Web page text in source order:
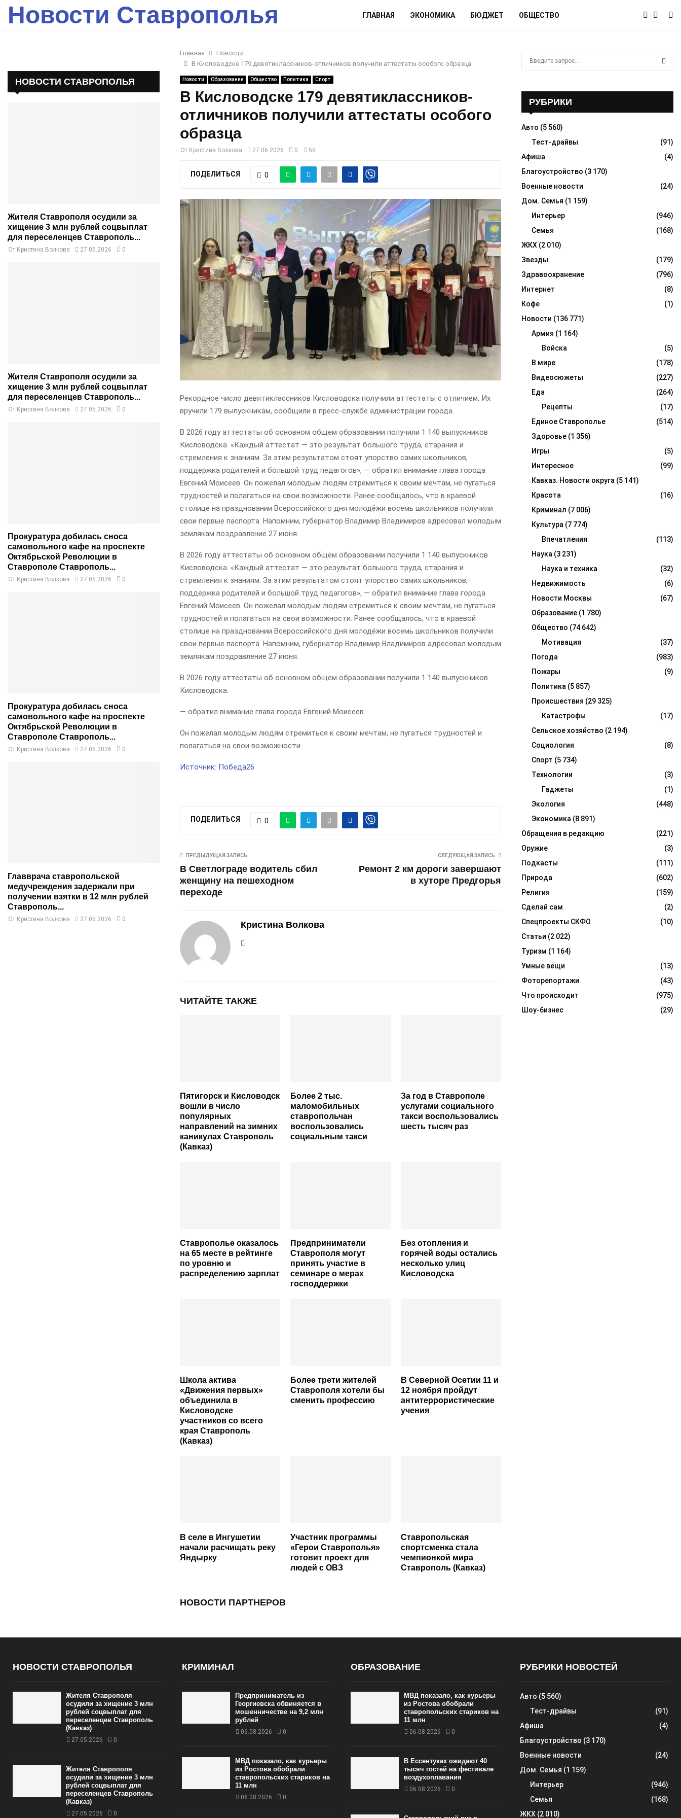
Новости Ставрополья ГЛАВНАЯ ЭКОНОМИКА БЮДЖЕТ ОБЩЕСТВО
Главная
Новости
В Кисловодске 179 девятиклассников-отличников получили аттестаты особого образца
Новости Образование Общество Политика Спорт
В Кисловодске 179 девятиклассников-
отличников получили аттестаты особого
образца
От Кристина Волкова 27.06.2026 0 55
ПОДЕЛИТЬСЯ 0
Рекордное число девятиклассников Кисловодска получили аттестаты с отличием. Их
вручили 179 выпускникам, сообщили в пресс-службе администрации города.
В 2026 году аттестаты об основном общем образовании получили 1 140 выпускников
Кисловодска. «Каждый аттестат — это результат большого труда, старания и
стремления к знаниям. За этим результатом стоят упорство самих школьников,
поддержка родителей и большой труд педагогов», — обратил внимание глава города
Евгений Моисеев. Он пожелал молодым людям стремиться к своим мечтам, не пугаться
трудностей и полагаться на свои возможности. Ранее сообщалось, что в краевой
столице на праздновании Всероссийского дня молодёжи восемь школьников получили
свои первые паспорта. Напомним, губернатор Владимир Владимиров адресовал молодым
землякам поздравление 27 июня.
В 2026 году аттестаты об основном общем образовании получили 1 140 выпускников
Кисловодска. «Каждый аттестат — это результат большого труда, старания и
стремления к знаниям. За этим результатом стоят упорство самих школьников,
поддержка родителей и большой труд педагогов», — обратил внимание глава города
Евгений Моисеев. Он пожелал молодым людям стремиться к своим мечтам, не пугаться
трудностей и полагаться на свои возможности. Ранее сообщалось, что в краевой
столице на праздновании Всероссийского дня молодёжи восемь школьников получили
свои первые паспорта. Напомним, губернатор Владимир Владимиров адресовал молодым
землякам поздравление 27 июня.
В 2026 году аттестаты об основном общем образовании получили 1 140 выпускников
Кисловодска.
— обратил внимание глава города Евгений Моисеев.
Он пожелал молодым людям стремиться к своим мечтам, не пугаться трудностей и
полагаться на свои возможности.
Источник: Победа26
ПОДЕЛИТЬСЯ 0
ПРЕДЫДУЩАЯ ЗАПИСЬ
В Светлограде водитель сбил
женщину на пешеходном
переходе
СЛЕДУЮЩАЯ ЗАПИСЬ
Ремонт 2 км дороги завершают
в хуторе Предгорья
Кристина Волкова
ЧИТАЙТЕ ТАКЖЕ
Пятигорск и Кисловодск
вошли в число
популярных
направлений на зимних
каникулах Ставрополь
(Кавказ)
Более 2 тыс.
маломобильных
ставропольчан
воспользовались
социальным такси
За год в Ставрополе
услугами социального
такси воспользовались
шесть тысяч раз
Ставрополье оказалось
на 65 месте в рейтинге
по уровню и
распределению зарплат
Предприниматели
Ставрополя могут
принять участие в
семинаре о мерах
господдержки
Без отопления и
горячей воды остались
несколько улиц
Кисловодска
Школа актива
«Движения первых»
объединила в
Кисловодске
участников со всего
края Ставрополь
(Кавказ)
Более трети жителей
Ставрополя хотели бы
сменить профессию
В Северной Осетии 11 и
12 ноября пройдут
антитеррористические
учения
В селе в Ингушетии
начали расчищать реку
Яндырку
Участник программы
«Герои Ставрополья»
готовит проект для
людей с ОВЗ
Ставропольская
спортсменка стала
чемпионкой мира
Ставрополь (Кавказ)
НОВОСТИ ПАРТНЕРОВ
НОВОСТИ СТАВРОПОЛЬЯ
Жителя Ставрополя осудили за
хищение 3 млн рублей соцвыплат
для переселенцев Ставрополь...
От Кристина Волкова 27.05.2026 0
Жителя Ставрополя осудили за
хищение 3 млн рублей соцвыплат
для переселенцев Ставрополь...
От Кристина Волкова 27.05.2026 0
Прокуратура добилась сноса
самовольного кафе на проспекте
Октябрьской Революции в
Ставрополе Ставрополь...
От Кристина Волкова 27.05.2026 0
Прокуратура добилась сноса
самовольного кафе на проспекте
Октябрьской Революции в
Ставрополе Ставрополь...
От Кристина Волкова 27.05.2026 0
Главврача ставропольской
медучреждения задержали при
получении взятки в 12 млн рублей
Ставрополь...
От Кристина Волкова 27.05.2026 0
o
R
C
H
РУБРИКИ
Авто (5 560)
Тест-драйвы
(91)
Афиша
(4)
Благоустройство (3 170)
Военные новости
(24)
Дом. Семья (1 159)
Интерьер
(946)
Семья
(168)
ЖКХ (2 010)
Звезды
(179)
Здравоохранение
(796)
Интернет
(8)
Кофе
(1)
Новости (136 771)
Армия (1 164)
Войска
(5)
В мире
(178)
Видеосюжеты
(227)
Еда
(264)
Рецепты
(17)
Единое Ставрополье
(514)
Здоровье (1 356)
Игры
(5)
Интересное
(99)
Кавказ. Новости округа (5 141)
Красота
(16)
Криминал (7 006)
Культура (7 774)
Впечатления
(113)
Наука (3 231)
Наука и техника
(32)
Недвижимость
(6)
Новости Москвы
(67)
Образование (1 780)
Общество (74 642)
Мотивация
(37)
Погода
(983)
Пожары
(9)
Политика (5 857)
Происшествия (29 325)
Катастрофы
(17)
Сельское хозяйство (2 194)
Социология
(8)
Спорт (5 734)
Технологии
(3)
Гаджеты
(1)
Экология
(448)
Экономика (8 891)
Обращения в редакцию
(221)
Оружие
(3)
Подкасты
(111)
Природа
(602)
Религия
(159)
Сделай сам
(2)
Спецпроекты СКФО
(10)
Статьи (2 022)
Туризм (1 164)
Умные вещи
(13)
Фоторепортажи
(43)
Что происходит
(975)
Шоу-бизнес
(29)
НОВОСТИ СТАВРОПОЛЬЯ
Жителя Ставрополя
осудили за хищение 3 млн
рублей соцвыплат для
переселенцев Ставрополь
(Кавказ)
27.05.2026 0
Жителя Ставрополя
осудили за хищение 3 млн
рублей соцвыплат для
переселенцев Ставрополь
(Кавказ)
27.05.2026 0
КРИМИНАЛ
Предприниматель из
Георгиевска обвиняется в
мошенничестве на 9,2 млн
рублей
06.08.2026 0
МВД показало, как курьеры
из Ростова обобрали
ставропольских стариков на
11 млн
06.08.2026 0
ОБРАЗОВАНИЕ
МВД показало, как курьеры
из Ростова обобрали
ставропольских стариков на
11 млн
06.08.2026 0
В Ессентуках ожидают 40
тысяч гостей на фестивале
воздухоплавания
06.08.2026 0
РУБРИКИ НОВОСТЕЙ
Авто (5 560)
Тест-драйвы
(91)
Афиша
(4)
Благоустройство (3 170)
Военные новости
(24)
Дом. Семья (1 159)
Интерьер
(946)
Семья
(168)
ЖКХ(2 010)